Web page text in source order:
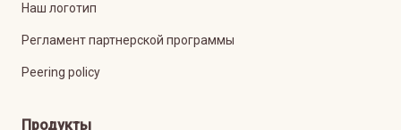
Наш логотип
Регламент партнерской программы
Peering policy
Продукты